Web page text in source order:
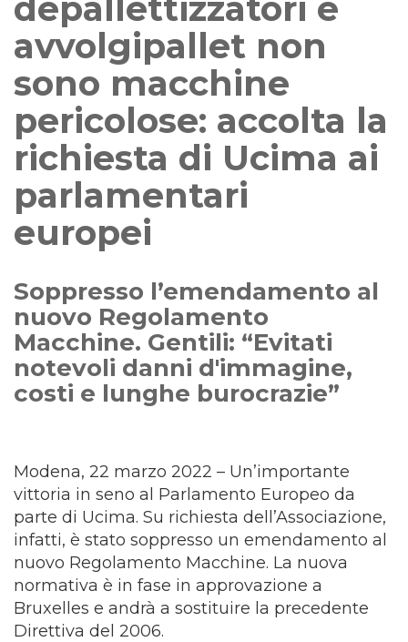
avvolgipallet non
sono macchine
pericolose: accolta la
richiesta di Ucima ai
parlamentari
europei
Soppresso l’emendamento al
nuovo Regolamento
Macchine. Gentili: “Evitati
notevoli danni d'immagine,
costi e lunghe burocrazie”
Modena, 22 marzo 2022 – Un’importante
vittoria in seno al Parlamento Europeo da
parte di Ucima. Su richiesta dell’Associazione,
infatti, è stato soppresso un emendamento al
nuovo Regolamento Macchine. La nuova
normativa è in fase in approvazione a
Bruxelles e andrà a sostituire la precedente
Direttiva del 2006.